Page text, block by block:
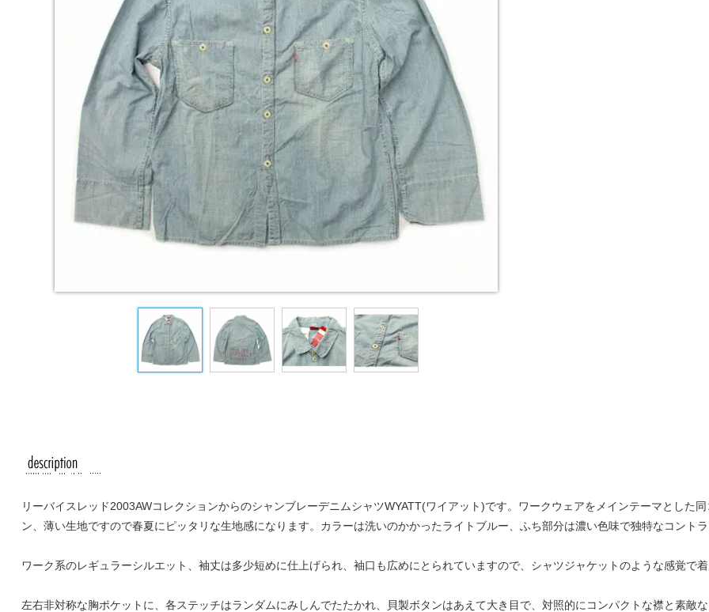
リーバイスレッド2003AWコレクションからのシャンブレーデニムシャツWYATT(ワイアット)です。ワークウェアをメインテーマとした
ン、薄い生地ですので春夏にピッタリな生地感になります。カラーは洗いのかかったライトブルー、ふち部分は濃い色味で独特なコント
ワーク系のレギュラーシルエット、袖丈は多少短めに仕上げられ、袖口も広めにとられていますので、シャツジャケットのような感覚で
左右非対称な胸ポケットに、各ステッチはランダムにみしんでたたかれ、貝製ボタンはあえて大き目で、対照的にコンパクトな襟と素敵